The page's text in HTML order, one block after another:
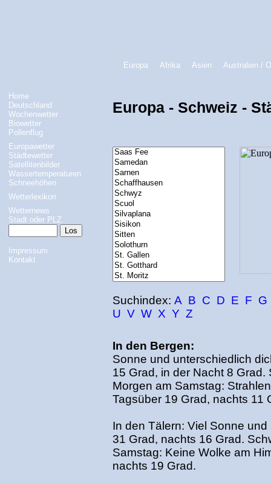
Europa Afrika Asien Australien /
Home
Deutschland
Wochenwetter
Biowetter
Pollenflug
Europawetter
Städtewetter
Satellitenbilder
Wassertemperaturen
Schneehöhen
Wetterlexikon
Wetternews
Stadt oder PLZ
Impressum
Kontakt
Europa - Schweiz -
Suchindex: A B C D E F G
U V W X Y Z
In den Bergen:
Sonne und unterschiedlich
15 Grad, in der Nacht 8
Morgen am Samstag:
Tagsüber 19 Grad, nachts 11
In den Tälern: Viel Sonne
31 Grad, nachts 16 Grad.
Samstag: Keine Wolke am
nachts 19 Grad.